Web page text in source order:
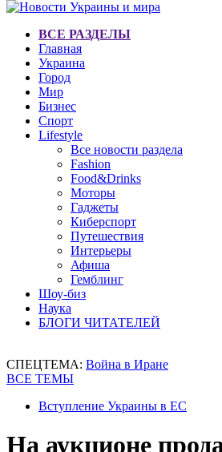
ВСЕ РАЗДЕЛЫ
Главная
Украина
Город
Мир
Бизнес
Спорт
Lifestyle
Все новости раздела
Fashion
Food&Drinks
Моторы
Гаджеты
Киберспорт
Путешествия
Интерьеры
Афиша
Гемблинг
Шоу-биз
Наука
БЛОГИ ЧИТАТЕЛЕЙ
СПЕЦТЕМА: Война в Иране
ВСЕ ТЕМЫ
Вступление Украины в ЕС
На аукционе